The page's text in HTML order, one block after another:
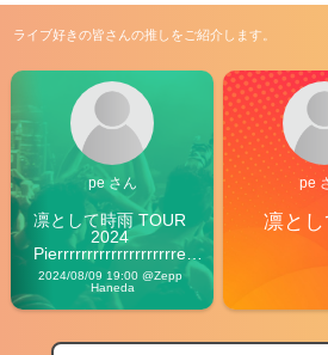
ライブ好きの皆さんの推しをご紹介します。
pe さん
凛として時雨 TOUR
2024
Pierrrrrrrrrrrrrrrrrrrre
Vibes
2024/08/09 19:00 @Zepp
Haneda
pe
凛と